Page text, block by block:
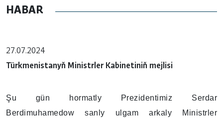
HABAR
27.07.2024
Türkmenistanyň Ministrler Kabinetiniň mejlisi
Şu gün hormatly Prezidentimiz Serdar
Berdimuhamedow sanly ulgam arkaly Ministrler